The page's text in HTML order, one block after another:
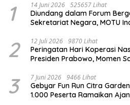
1 14 Juni 2026 525657 Lihat
Diundang dalam Forum
Sekretariat Negara, MOTU
2 12 Juli 2026 9870 Lihat
Peringatan Hari Koperasi
Presiden Prabowo, Momen
3 7 Juni 2026 9466 Lihat
Gebyar Fun Run Citra
1.000 Peserta Ramaikan